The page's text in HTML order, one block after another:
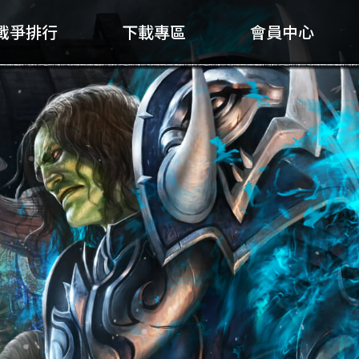
爭排行 下載專區 會員中心